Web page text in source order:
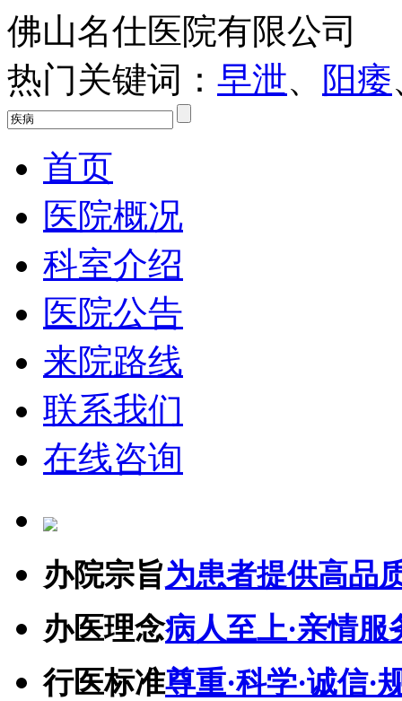
佛山名仕医院有限公司
热门关键词： 早泄、 阳痿
首页
医院概况
科室介绍
医院公告
来院路线
联系我们
在线咨询
办院宗旨为患者提供高品
办医理念病人至上·亲情服
行医标准尊重·科学·诚信·